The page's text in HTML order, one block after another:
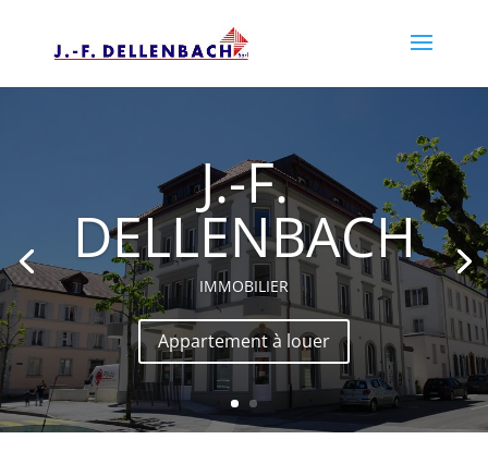
J.-F.
DELLENBACH
IMMOBILIER
Appartement à louer